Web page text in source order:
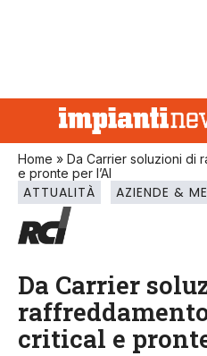
Home » Da Carrier soluzioni di
e pronte per l’AI
ATTUALITÀ AZIENDE &
Da Carrier
critical e